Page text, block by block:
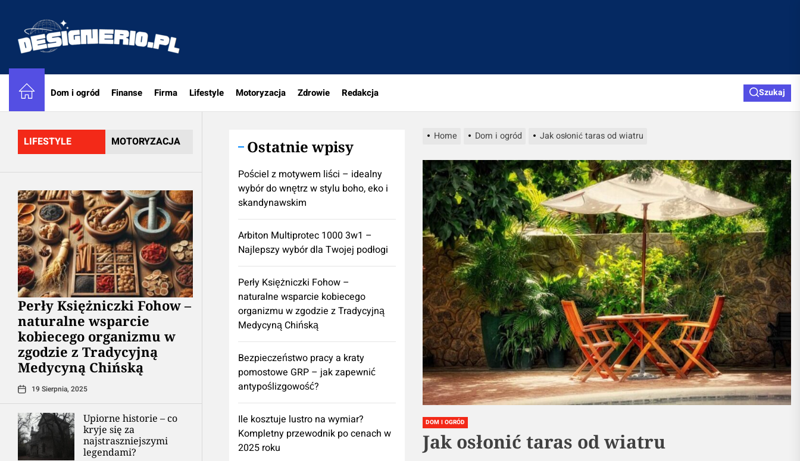
content
Dom i ogród Finanse Firma Lifestyle Motoryzacja Zdrowie Redakcja Szukaj
LIFESTYLE MOTORYZACJA
Perły Księżniczki Fohow –
naturalne wsparcie
kobiecego organizmu w
zgodzie z Tradycyjną
Medycyną Chińską
19 Sierpnia, 2025
Upiorne historie – co
kryje się za
najstraszniejszymi
legendami?
Home Dom i ogród Jak osłonić taras od wiatru
DOM I OGRÓD
Jak osłonić taras od wiatru
Ostatnie wpisy
Pościel z motywem liści – idealny
wybór do wnętrz w stylu boho, eko i
skandynawskim
Arbiton Multiprotec 1000 3w1 –
Najlepszy wybór dla Twojej podłogi
Perły Księżniczki Fohow –
naturalne wsparcie kobiecego
organizmu w zgodzie z Tradycyjną
Medycyną Chińską
Bezpieczeństwo pracy a kraty
pomostowe GRP – jak zapewnić
antypoślizgowość?
Ile kosztuje lustro na wymiar?
Kompletny przewodnik po cenach w
2025 roku